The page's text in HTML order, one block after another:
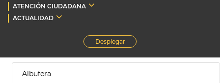
ATENCIÓN CIUDADANA
ACTUALIDAD
Desplegar
Albufera